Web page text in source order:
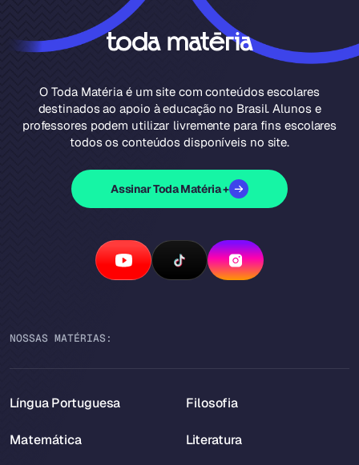
O Toda Matéria é um site com conteúdos escolares
destinados ao apoio à educação no Brasil. Alunos e
professores podem utilizar livremente para fins escolares
todos os conteúdos disponíveis no site.
Assinar Toda Matéria +
NOSSAS MATÉRIAS:
Língua Portuguesa
Matemática
Filosofia
Literatura